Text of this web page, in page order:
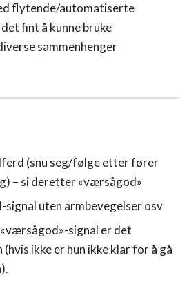
flytende/automatiserte
fint å kunne bruke
sammenhenger
(snu seg/følge etter fører
– si deretter «værsågod»
uten armbevegelser osv
signal er det
ikke er hun ikke klar for å gå